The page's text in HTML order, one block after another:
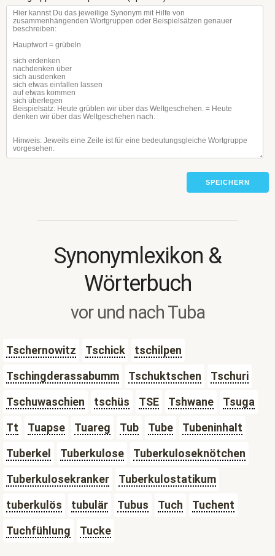
SPEICHERN
Synonymlexikon &
Wörterbuch
vor und nach Tuba
Tschernowitz Tschick
tschilpen
Tschingderassabumm
Tschuktschen
Tschuri
Tschuwaschien
tschüs TSE Tshwane
Tsuga
Tt
Tuapse Tuareg Tub Tube
Tubeninhalt
Tuberkel
Tuberkulose
Tuberkuloseknötchen
Tuberkulosekranker
Tuberkulostatikum
tuberkulös
tubulär Tubus Tuch
Tuchent
Tuchfühlung
Tucke